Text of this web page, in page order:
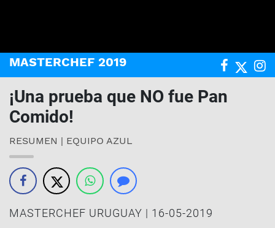
MASTERCHEF 2019
¡Una prueba que NO fue Pan
Comido!
RESUMEN | EQUIPO AZUL
MASTERCHEF URUGUAY | 16-05-2019